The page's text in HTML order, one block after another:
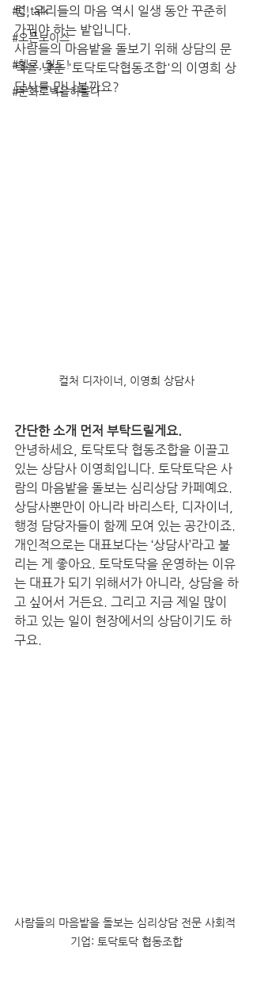
#C!talk
#오픈보이스
#헬로, 월드!
#문화로벽을허물다
럼, 우리들의 마음 역시 일생 동안 꾸준히
가꿔야 하는 밭입니다.
사람들의 마음밭을 돌보기 위해 상담의 문
턱을 낮춘 '토닥토닥협동조합'의 이영희 상
담사를 만나볼까요?
컬처 디자이너, 이영희 상담사
간단한 소개 먼저 부탁드릴게요.
안녕하세요, 토닥토닥 협동조합을 이끌고
있는 상담사 이영희입니다. 토닥토닥은 사
람의 마음밭을 돌보는 심리상담 카페예요.
상담사뿐만이 아니라 바리스타, 디자이너,
행정 담당자들이 함께 모여 있는 공간이죠.
개인적으로는 대표보다는 ‘상담사’라고 불
리는 게 좋아요. 토닥토닥을 운영하는 이유
는 대표가 되기 위해서가 아니라, 상담을 하
고 싶어서 거든요. 그리고 지금 제일 많이
하고 있는 일이 현장에서의 상담이기도 하
구요.
사람들의 마음밭을 돌보는 심리상담 전문 사회적
기업: 토닥토닥 협동조합